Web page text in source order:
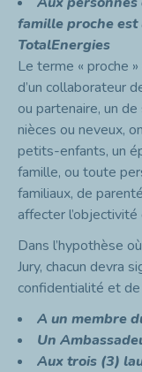
familleprocheest
TotalEnergies
Le terme « proche
d’un collaborateur
ou partenaire, un
nièces ou neveux,
petits-enfants, un
famille, ou toute
familiaux, de
affecter
Dans l’hypothèse
Jury, chacun devra
confidentialité et
A un membre
Un
Aux trois (3)